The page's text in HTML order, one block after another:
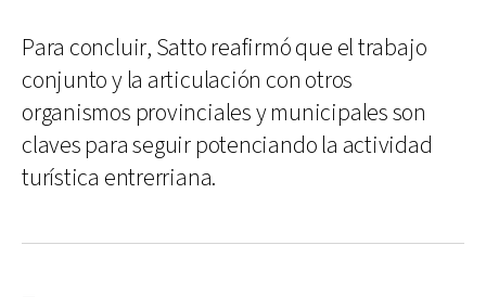
Para concluir, Satto reafirmó que el trabajo
conjunto y la articulación con otros
organismos provinciales y municipales son
claves para seguir potenciando la actividad
turística entrerriana.